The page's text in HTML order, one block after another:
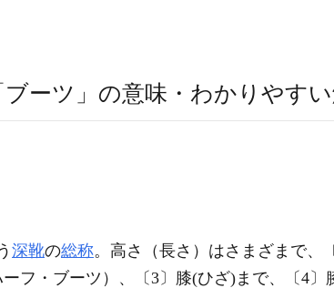
ブーツ」の意味・わかりやす
深靴の総称。高さ（長さ）はさまざまで、
フ・ブーツ）、〔3〕膝(ひざ)まで、〔4〕